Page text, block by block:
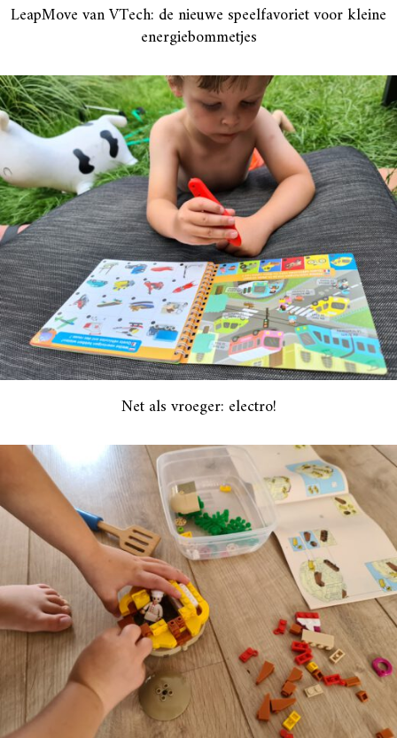
LeapMove van VTech: de nieuwe speelfavoriet voor kleine
energiebommetjes
Net als vroeger: electro!